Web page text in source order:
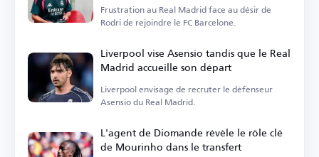
Frustration au Real Madrid face au désir de
Rodri de rejoindre le FC Barcelone.
Liverpool vise Asensio tandis que le Real
Madrid accueille son départ
Liverpool envisage de recruter le défenseur
Asensio du Real Madrid.
L'agent de Diomande révèle le rôle clé
de Mourinho dans le transfert